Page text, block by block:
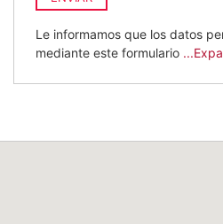
Le informamos que los datos
mediante este formulario